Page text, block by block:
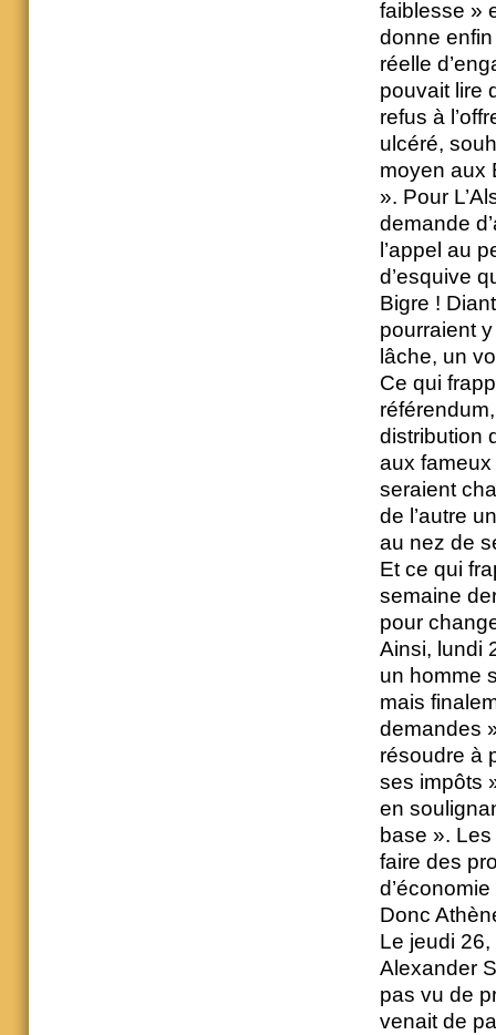
faiblesse »
donne
réelle
pouvait lire
refus à
ulcéré,
moyen aux
». Pour
demande
l’appel au
d’esquive
Bigre !
pourraient
lâche, un
Ce qui
distribution
aux
seraient
de l’autre
au nez de
Et ce qui
semaine
pour
Ainsi, lundi
un homme
mais
demandes
résoudre à
ses impôts
en
base ». Les
faire des
Donc
Le jeudi
Alexander
pas vu de
venait de